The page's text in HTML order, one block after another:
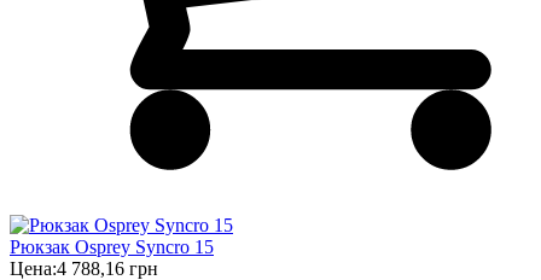
Рюкзак Osprey Syncro 15
Цена:4 788,16 грн